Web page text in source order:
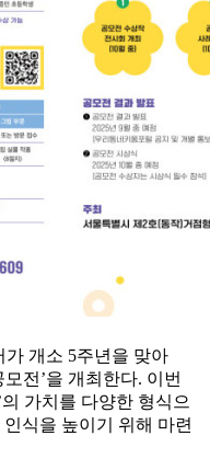
개소 5주년을 맞아
전’을 개최한다. 이번
가치를 다양한 형식으
식을 높이기 위해 마련